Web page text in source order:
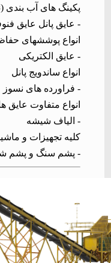
پکینگ های آب بندی
- عایق پانل عایق
انواع پوششهای
- عایق الکتریکی
انواع ساندویج پانل
- فراورده های نسوز
انواع متفاوت
- الیاف شیشه
کلیه تجهیزات و
- پشم سنگ و پشم